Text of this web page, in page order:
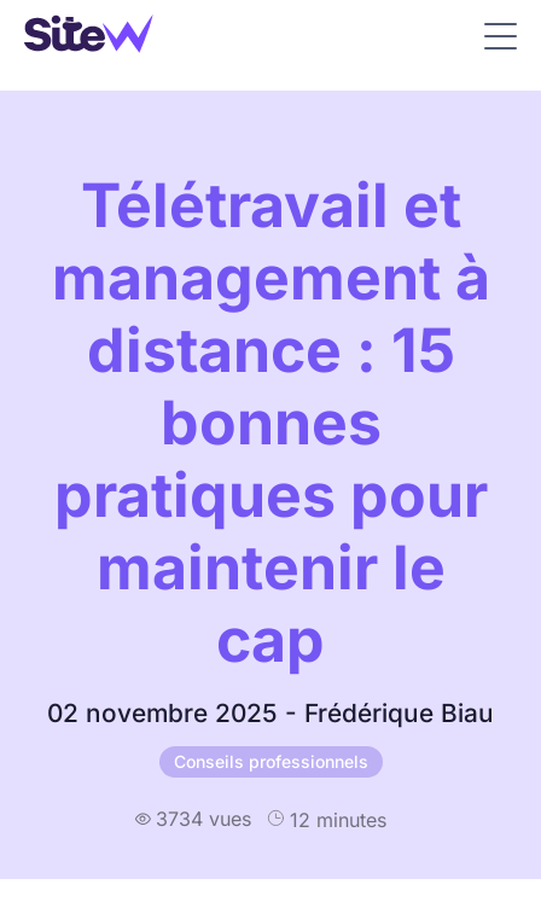
Télétravail et
management à
distance : 15
bonnes
pratiques pour
maintenir le
cap
02 novembre 2025 - Frédérique Biau
Conseils professionnels
 3734 vues 12 minutes